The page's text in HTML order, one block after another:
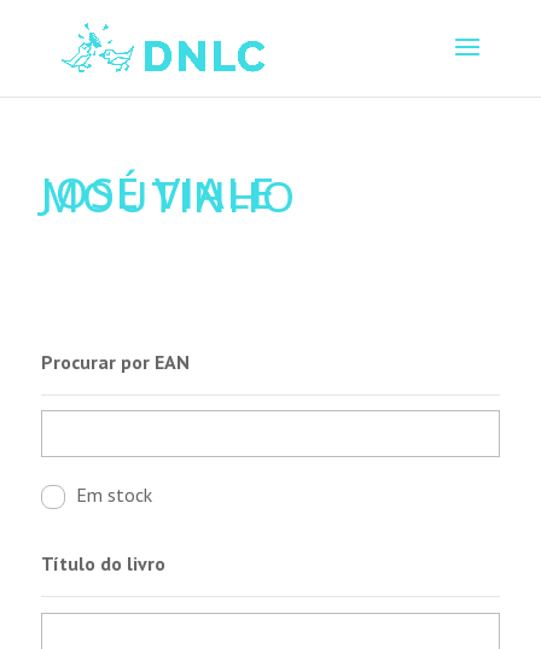
JOSÉ VIALE
MOUTINHO
Procurar por EAN
Em stock
Título do livro